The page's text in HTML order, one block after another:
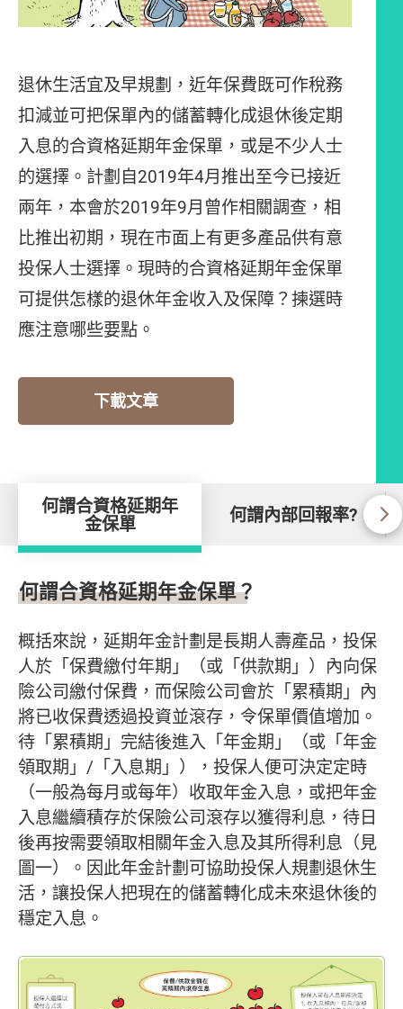
退休生活宜及早規劃，近年保費既可作稅務
扣減並可把保單內的儲蓄轉化成退休後定期
入息的合資格延期年金保單，或是不少人士
的選擇。計劃自2019年4月推出至今已接近
兩年，本會於2019年9月曾作相關調查，相
比推出初期，現在市面上有更多產品供有意
投保人士選擇。現時的合資格延期年金保單
可提供怎樣的退休年金收入及保障？揀選時
應注意哪些要點。
下載文章
何謂合資格延期年
金保單 何謂內部回報率?
何謂合資格延期年金保單
何謂合資格延期年金保單？
概括來說，延期年金計劃是長期人壽產品，投保
人於「保費繳付年期」（或「供款期」）內向保
險公司繳付保費，而保險公司會於「累積期」內
將已收保費透過投資並滾存，令保單價值增加。
待「累積期」完結後進入「年金期」（或「年金
領取期」/「入息期」），投保人便可決定定時
（一般為每月或每年）收取年金入息，或把年金
入息繼續積存於保險公司滾存以獲得利息，待日
後再按需要領取相關年金入息及其所得利息（見
圖一）。因此年金計劃可協助投保人規劃退休生
活，讓投保人把現在的儲蓄轉化成未來退休後的
穩定入息。